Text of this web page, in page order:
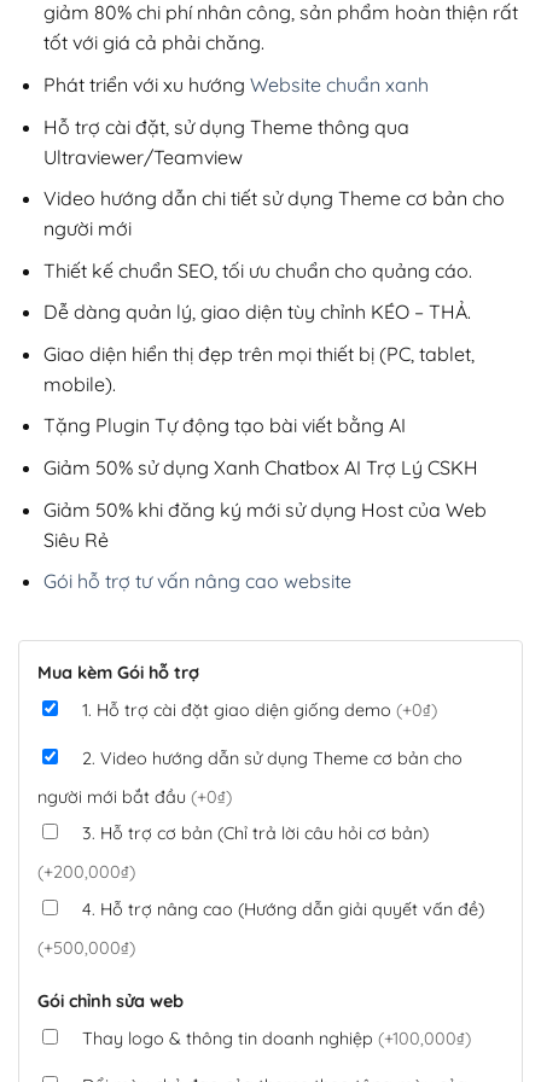
giảm 80% chi phí nhân công, sản phẩm hoàn thiện rất
tốt với giá cả phải chăng.
Phát triển với xu hướng Website chuẩn xanh
Hỗ trợ cài đặt, sử dụng Theme thông qua
Ultraviewer/Teamview
Video hướng dẫn chi tiết sử dụng Theme cơ bản cho
người mới
Thiết kế chuẩn SEO, tối ưu chuẩn cho quảng cáo.
Dễ dàng quản lý, giao diện tùy chỉnh KÉO – THẢ.
Giao diện hiển thị đẹp trên mọi thiết bị (PC, tablet,
mobile).
Tặng Plugin Tự động tạo bài viết bằng AI
Giảm 50% sử dụng Xanh Chatbox AI Trợ Lý CSKH
Giảm 50% khi đăng ký mới sử dụng Host của Web
Siêu Rẻ
Gói hỗ trợ tư vấn nâng cao website
Mua kèm Gói hỗ trợ
1. Hỗ trợ cài đặt giao diện giống demo (+0₫)
2. Video hướng dẫn sử dụng Theme cơ bản cho
người mới bắt đầu (+0₫)
3. Hỗ trợ cơ bản (Chỉ trả lời câu hỏi cơ bản)
(+200,000₫)
4. Hỗ trợ nâng cao (Hướng dẫn giải quyết vấn đề)
(+500,000₫)
Gói chỉnh sửa web
Thay logo & thông tin doanh nghiệp (+100,000₫)